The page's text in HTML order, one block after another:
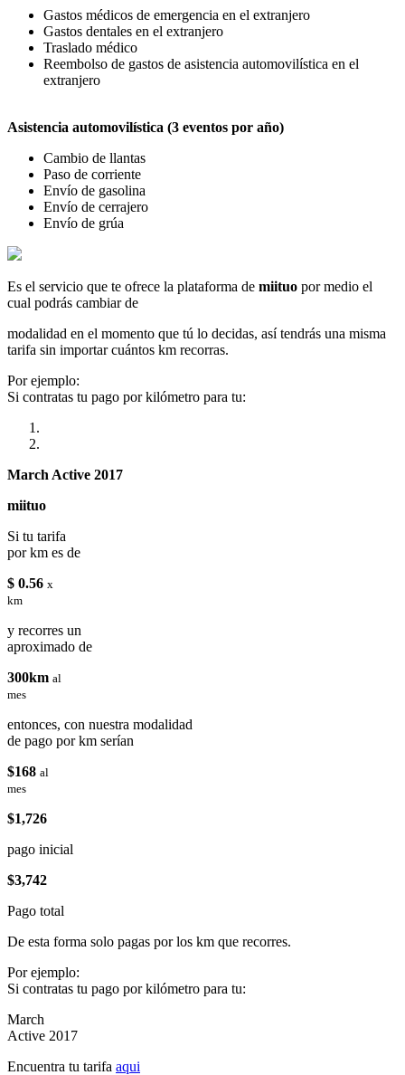
Gastos médicos de emergencia en el extranjero
Gastos dentales en el extranjero
Traslado médico
Reembolso de gastos de asistencia automovilística en el
extranjero
Asistencia automovilística (3 eventos por año)
Cambio de llantas
Paso de corriente
Envío de gasolina
Envío de cerrajero
Envío de grúa
Es el servicio que te ofrece la plataforma de miituo por medio el
cual podrás cambiar de
modalidad en el momento que tú lo decidas, así tendrás una misma
tarifa sin importar cuántos km recorras.
Por ejemplo:
Si contratas tu pago por kilómetro para tu:
March Active 2017
miituo
Si tu tarifa
por km es de
$ 0.56 x
km
y recorres un
aproximado de
300km al
mes
entonces, con nuestra modalidad
de pago por km serían
$168 al
mes
$1,726
pago inicial
$3,742
Pago total
De esta forma solo pagas por los km que recorres.
Por ejemplo:
Si contratas tu pago por kilómetro para tu:
March
Active 2017
Encuentra tu tarifa aqui